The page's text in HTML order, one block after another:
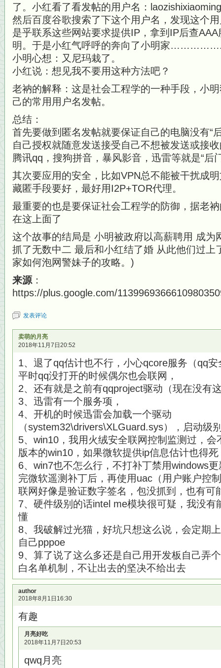
了。小红看了看发帖的用户名：
然后百度谷歌搜索了下这个用户名，发现这个
是乎联系这些网站要求提供IP，拿到IP后查
明。于是小红气呼呼的奔向了小明家
小明心想：又尼玛栽了。
小红说：想见我不要用这种方法吧？
老衲的解释：这是社会工程学的一种手段，小
己的常用用户名发帖。
总结：
首先要做到匿名发帖就要保证自己的电脑没有“
自己授权就随意发送接受自己不想被发送或接
腾讯qq，搜狗拼音，暴风影音，迅雷等就是“后
其次要应用的安全，比如VPN总不能被干扰成
藏匿手段要好，最好用I2P+TOR代理。
最重要的也是要保证社会工程学的防御，据老
在这上面了
这个故事的结局是 小明被政府以高薪聘用 成为
抓了无数中二 最后和小红结了婚 从此他们过上
家如何泡网警妹子的攻略。)
来源 ：
https://plus.google.com/
发表评论
卖萌的月亮
2018年11月7日20:52
1、退了qq估计也不行，小心qcore服务（qq
平时qq没打开的时候偶尔也会联网，
2、还有就是之前有qqproject驱动（现在没有
3、迅雷有一个服务项，
4、开机的时候迅雷会加载一个驱动
（system32\drivers\XLGuard.sys），启动级
5、win10，我用火绒安全联网控制监测过，
版本的win10，如果微软提供ip信息估计也得死
6、win7也不怎么行，不打补丁禁用windows
完微软遥测补丁后，再使用uac（用户账户控
联网好像是验证数字签名，包没抓到，也有可
7、硬件级别的话intel me模块很可疑，我没有
懂
8、我破解过光猫，好坑只想这么说，会定期
自己pppoe
9、算了说了这么多还是自己用开发板自己弄
白名单机制，不让出去的坚决不给出去
author
2018年8月1日16:30
有趣
月亮好吃
2018年11月7日20:53
qwq月亮